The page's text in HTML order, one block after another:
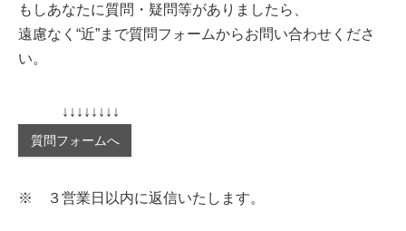
もしあなたに質問・疑問等がありましたら、
遠慮なく“近”まで質問フォームからお問い合わせくださ
い。
↓↓↓↓↓↓↓↓
質問フォームへ
※ ３営業日以内に返信いたします。